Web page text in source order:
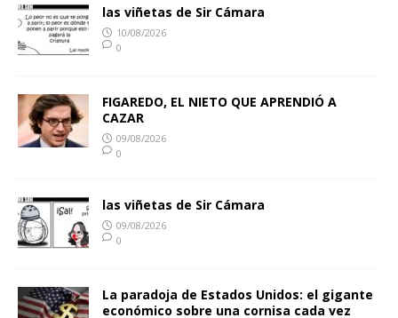
las viñetas de Sir Cámara
10/08/2026
0
FIGAREDO, EL NIETO QUE APRENDIÓ A
CAZAR
09/08/2026
0
las viñetas de Sir Cámara
09/08/2026
0
La paradoja de Estados Unidos: el gigante
económico sobre una cornisa cada vez